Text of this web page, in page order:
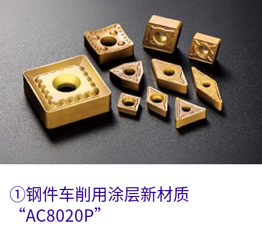
①钢件车削用涂层新材质
“AC8020P”